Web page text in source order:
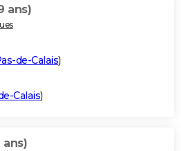
ans)
de-Calais)
Calais)
ans)